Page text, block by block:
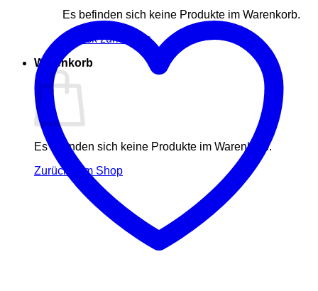
Es befinden sich keine Produkte im Warenkorb.
Zurück zum Shop
Warenkorb
Es befinden sich keine Produkte im Warenkorb.
Zurück zum Shop